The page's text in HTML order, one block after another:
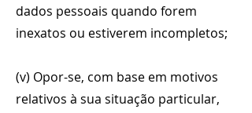
dados pessoais quando forem
inexatos ou estiverem incompletos;
(v) Opor-se, com base em motivos
relativos à sua situação particular,